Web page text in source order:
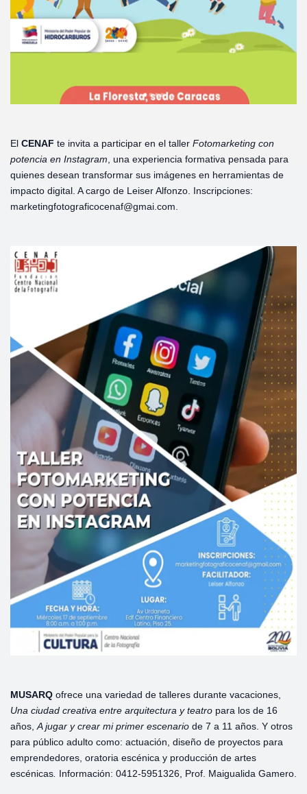
El CENAF te invita a participar en el taller Fotomarketing con
potencia en Instagram , una experiencia formativa pensada para
quienes desean transformar sus imágenes en herramientas de
impacto digital. A cargo de Leiser Alfonzo. Inscripciones:
marketingfotograficocenaf@gmai.com.
MUSARQ ofrece una variedad de talleres durante vacaciones,
Una ciudad creativa entre arquitectura y teatro para los de 16
años, A jugar y crear mi primer escenario de 7 a 11 años. Y otros
para público adulto como: actuación, diseño de proyectos para
emprendedores, oratoria escénica y producción de artes
escénicas Información: 0412-5951326, Prof. Maigualida Gamero.